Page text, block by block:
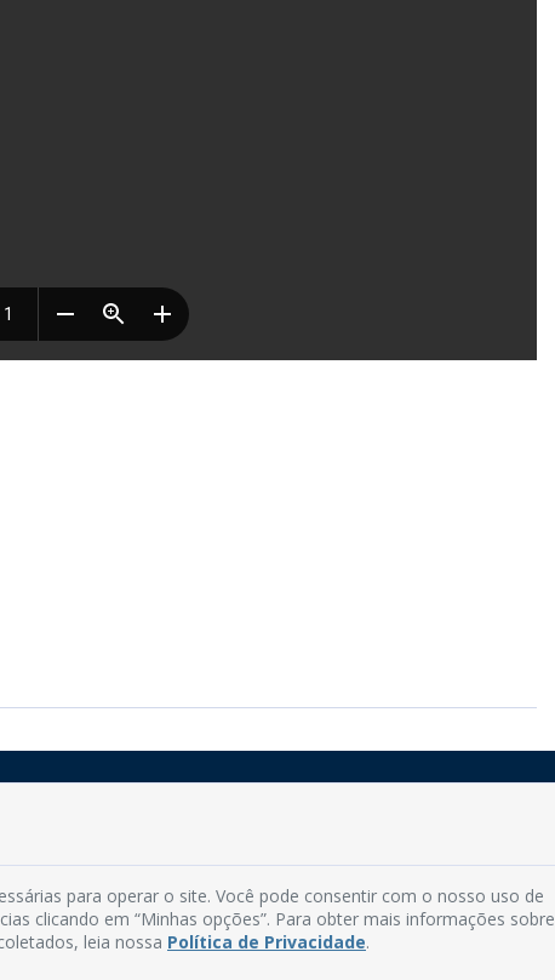
Fone: (83) 3292-2246
Email: comunicacao@mamanguape.pb.gov.br
Expediente: Segunda à Sexta, das 08h às 13h
para operar o site. Você pode consentir com o nosso uso de
clicando em “Minhas opções”. Para obter mais informações sobre
leia nossa Política de Privacidade.